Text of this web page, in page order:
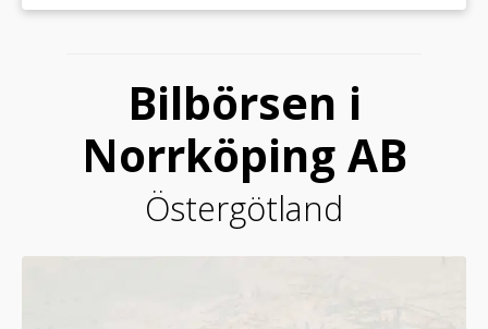
Bilbörsen i
Norrköping AB
Östergötland